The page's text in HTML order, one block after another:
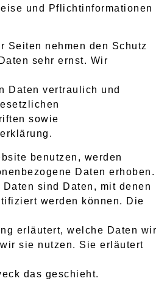
und Pflichtinformationen
Seiten nehmen den Schutz
sehr ernst. Wir
Daten vertraulich und
sowie
benutzen, werden
Daten erhoben.
Daten sind Daten, mit denen
werden können. Die
erläutert, welche Daten wir
sie nutzen. Sie erläutert
das geschieht.